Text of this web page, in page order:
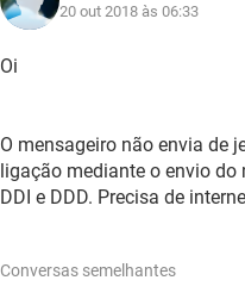
20 out 2018 às 06:33
Oi
O mensageiro não envia de
ligação mediante o envio
DDI e DDD. Precisa de
Conversas semelhantes